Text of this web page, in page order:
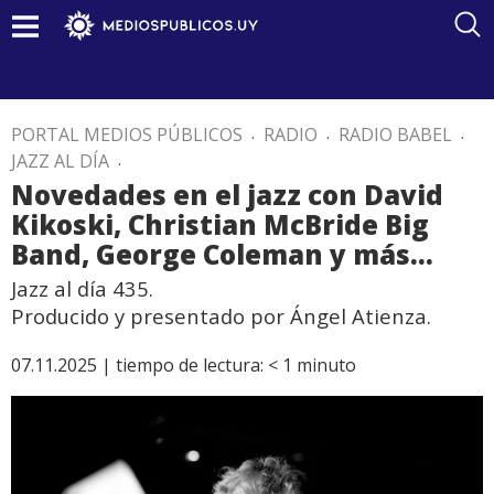
PORTAL MEDIOS PÚBLICOS . RADIO . RADIO BABEL .
JAZZ AL DÍA .
Novedades en el jazz con David
Kikoski, Christian McBride Big
Band, George Coleman y más…
Jazz al día 435.
Producido y presentado por Ángel Atienza.
07.11.2025 | tiempo de lectura: < 1 minuto